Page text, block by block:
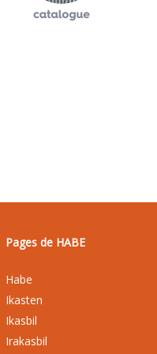
Pages de HABE
Habe
Ikasten
Ikasbil
Irakasbil